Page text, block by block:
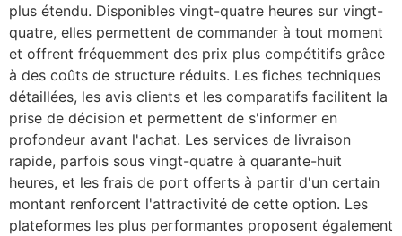
plus étendu. Disponibles vingt-quatre heures sur vingt-
quatre, elles permettent de commander à tout moment
et offrent fréquemment des prix plus compétitifs grâce
à des coûts de structure réduits. Les fiches techniques
détaillées, les avis clients et les comparatifs facilitent la
prise de décision et permettent de s'informer en
profondeur avant l'achat. Les services de livraison
rapide, parfois sous vingt-quatre à quarante-huit
heures, et les frais de port offerts à partir d'un certain
montant renforcent l'attractivité de cette option. Les
plateformes les plus performantes proposent également